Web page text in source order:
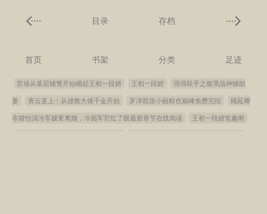
目录 存档
首页 书架 分类 足迹
官场从基层辅警开始崛起王初一段妍 王初一段妍 强强联手之腹黑战神辅助
妻 青云直上：从拯救大佬千金开始 罗泽凯张小丽权色巅峰免费完结 顾延卿
岑婧怡清冷军嫂要离婚，冷面军官红了眼最新章节在线阅读 王初一段妍笔趣阁